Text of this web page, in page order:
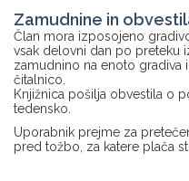
Zamudnine in
Član mora izposojeno
vsak delovni dan po preteku
zamudnino na enoto gradiva
čitalnico.
Knjižnica pošilja obvestila o
tedensko.
Uporabnik prejme za
pred tožbo, za katere plača